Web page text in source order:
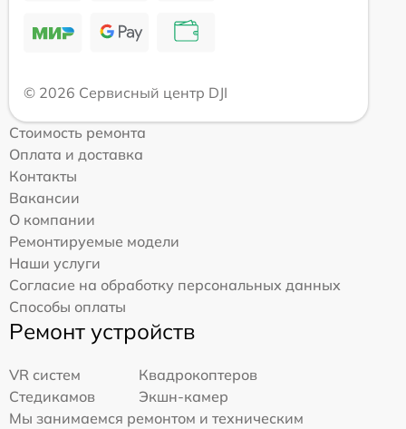
© 2026 Сервисный центр DJI
Стоимость ремонта
Оплата и доставка
Контакты
Вакансии
О компании
Ремонтируемые модели
Наши услуги
Согласие на обработку персональных данных
Способы оплаты
Ремонт устройств
VR систем
Квадрокоптеров
Стедикамов
Экшн-камер
Мы занимаемся ремонтом и техническим